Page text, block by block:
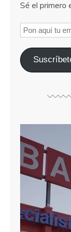
Sé el primero